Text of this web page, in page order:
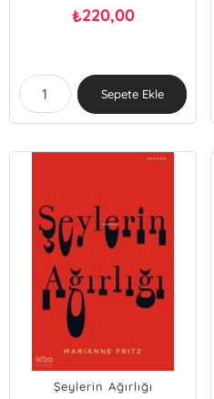
₺220,00
Sepete Ekle
Şeylerin Ağırlığı